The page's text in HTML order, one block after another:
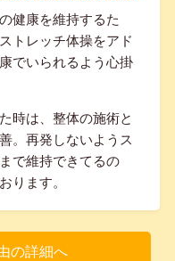
健康を維持するた
トレッチ体操をアド
でいられるよう心掛
時は、整体の施術と
。再発しないようス
で維持できてるの
ります。
の詳細へ